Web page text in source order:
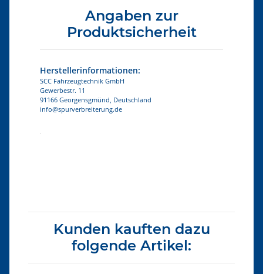
Angaben zur
Produktsicherheit
Herstellerinformationen:
SCC Fahrzeugtechnik GmbH
Gewerbestr. 11
91166 Georgensgmünd, Deutschland
info@spurverbreiterung.de
Kunden kauften dazu
folgende Artikel: